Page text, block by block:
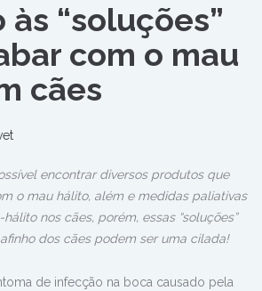
“soluções”
com o mau
cães
encontrar diversos produtos que
o mau hálito, além e medidas paliativas
nos cães, porém, essas “soluções”
dos cães podem ser uma cilada!
de infecção na boca causado pela